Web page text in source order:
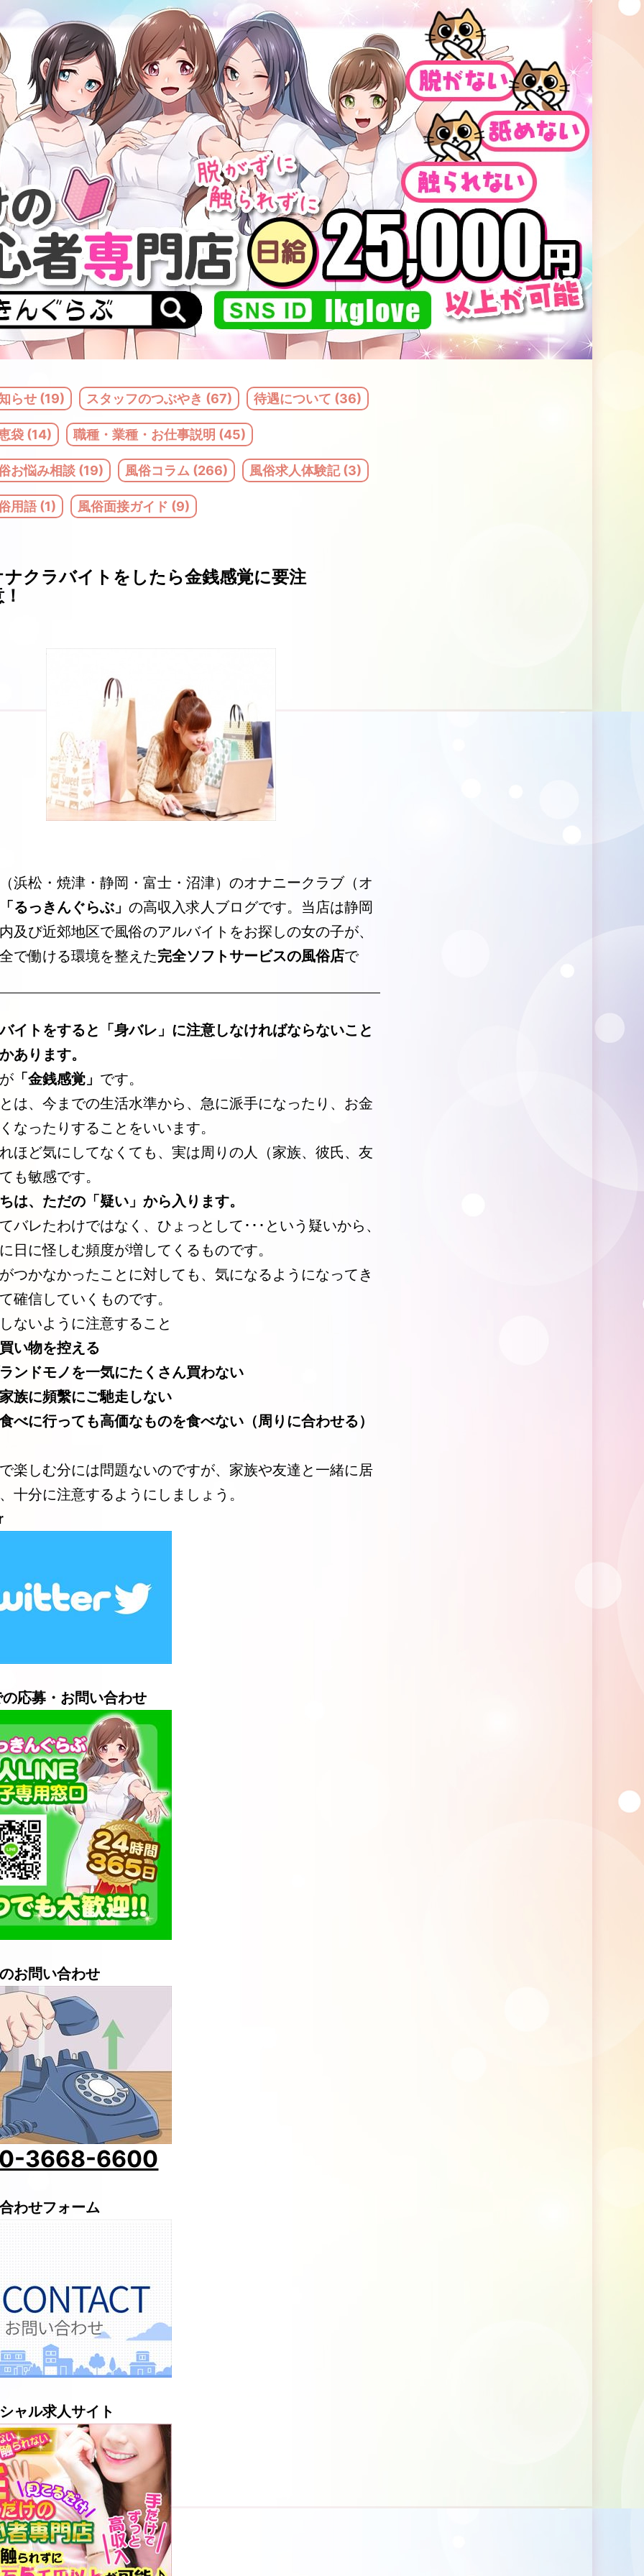
らせ (19) スタッフのつぶやき (67) 待遇について (36)
袋 (14) 職種・業種・お仕事説明 (45)
お悩み相談 (19) 風俗コラム (266) 風俗求人体験記 (3)
用語 (1) 風俗面接ガイド (9)
ナクラバイトをしたら金銭感覚に要注
浜松・焼津・静岡・富士・沼津）のオナニークラブ（オ
「るっきんぐらぶ」 の高収入求人ブログです。当店は静岡
及び近郊地区で風俗のアルバイトをお探しの女の子が、
で働ける環境を整えた完全ソフトサービスの風俗店で
イトをすると「身バレ」に注意しなければならないこと
あります。
「金銭感覚」 です。
は、今までの生活水準から、急に派手になったり、お金
なったりすることをいいます。
ほど気にしてなくても、実は周りの人（家族、彼氏、友
も敏感です。
は、ただの「疑い」から入ります。
バレたわけではなく、ひょっとして･･･という疑いから、
日に怪しむ頻度が増してくるものです。
つかなかったことに対しても、気になるようになってき
確信していくものです。
ないように注意すること
い物を控える
ンドモノを一気にたくさん買わない
族に頻繫にご馳走しない
べに行っても高価なものを食べない（周りに合わせる）
楽しむ分には問題ないのですが、家族や友達と一緒に居
十分に注意するようにしましょう。
応募・お問い合わせ
お問い合わせ
3668-6600
わせフォーム
ャル求人サイト